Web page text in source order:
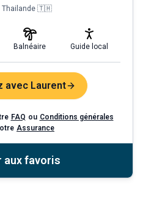
Thailande 🇹🇭
Balnéaire Guide local
avec Laurent
FAQ ou Conditions générales
Assurance
aux favoris